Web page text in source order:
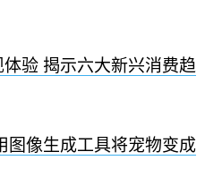
验 揭示六大新兴消费趋
图像生成工具将宠物变成